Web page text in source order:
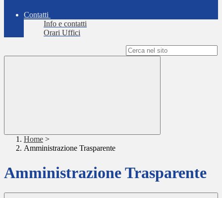
Contatti
Info e contatti
Orari Uffici
Home >
Amministrazione Trasparente
Amministrazione Trasparente